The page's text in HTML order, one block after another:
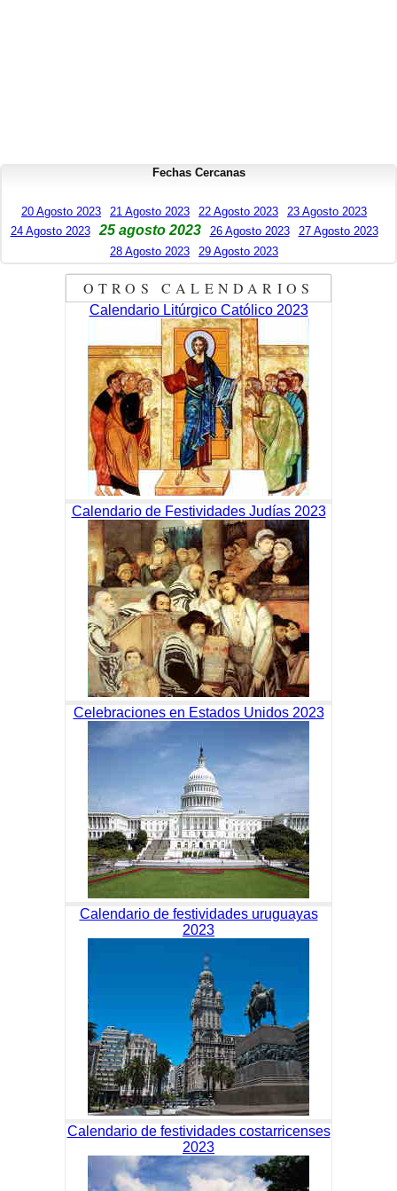
Fechas Cercanas
20 Agosto 2023 21 Agosto 2023 22 Agosto 2023
23 Agosto 2023
24 Agosto 2023
25 agosto 2023 26 Agosto 2023
27 Agosto 2023
28 Agosto 2023
29 Agosto 2023
OTROS CALENDARIOS
Calendario Litúrgico Católico 2023
Calendario de Festividades Judías 2023
Celebraciones en Estados Unidos 2023
Calendario de festividades uruguayas
2023
Calendario de festividades costarricenses
2023